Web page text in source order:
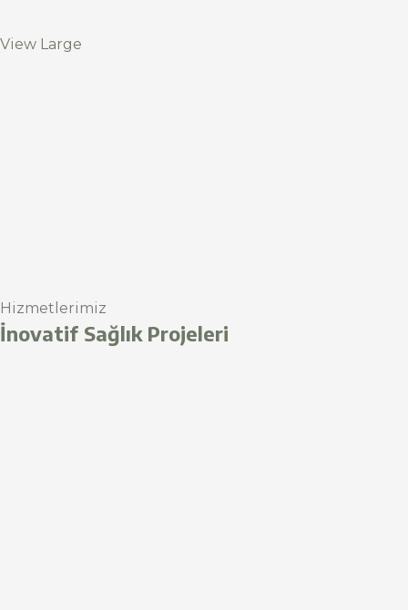
View Large
Hizmetlerimiz
İnovatif Sağlık Projeleri